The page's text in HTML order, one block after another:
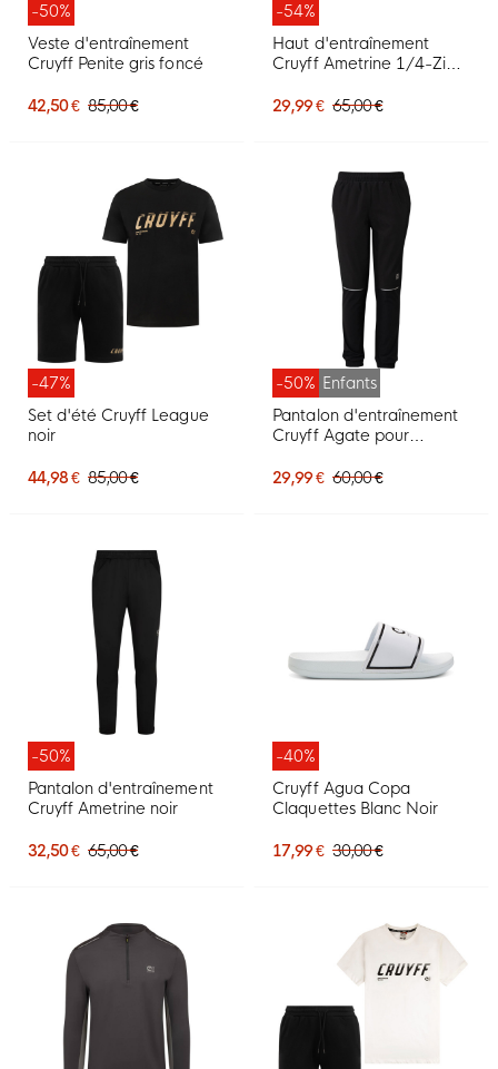
-50%
Veste d'entraînement
Cruyff Penite gris foncé
42,50 € 85,00 €
-54%
Haut d'entraînement
Cruyff Ametrine 1/4-Zip
29,99 € 65,00 €
-47%
Set d'été Cruyff League
noir
44,98 € 85,00 €
-50% Enfants
Pantalon d'entraînement
Cruyff Agate pour
29,99 € 60,00 €
-50%
Pantalon d'entraînement
Cruyff Ametrine noir
32,50 € 65,00 €
-40%
Cruyff Agua Copa
Claquettes Blanc Noir
17,99 € 30,00 €